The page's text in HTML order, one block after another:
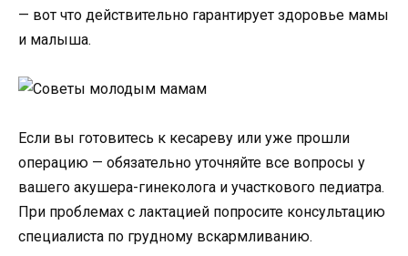
— вот что действительно гарантирует здоровье мамы
и малыша.
Если вы готовитесь к кесареву или уже прошли
операцию — обязательно уточняйте все вопросы у
вашего акушера-гинеколога и участкового педиатра.
При проблемах с лактацией попросите консультацию
специалиста по грудному вскармливанию.